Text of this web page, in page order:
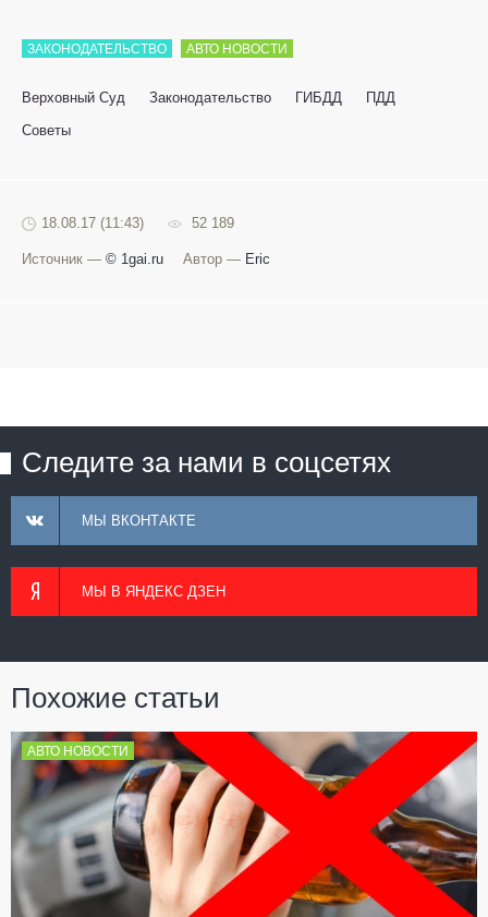
ЗАКОНОДАТЕЛЬСТВО АВТО НОВОСТИ
Верховный Суд Законодательство ГИБДД
ПДД
Советы
18.08.17 (11:43) 52 189
Источник — © 1gai.ru Автор — Eric
Следите за нами в соцсетях
МЫ ВКОНТАКТЕ
МЫ В ЯНДЕКС ДЗЕН
Похожие статьи
АВТО НОВОСТИ